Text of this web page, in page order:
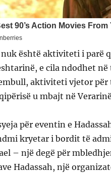
është aktiviteti i parë
e cila ndodhet
aktiviteti vjetor
u mbajt në
për eventin e
kryetar i bordit të
– një degë për
Hadassah, një